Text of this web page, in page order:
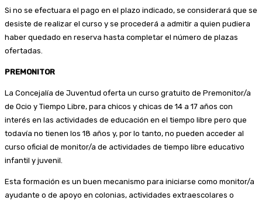
Si no se efectuara el pago en el plazo indicado, se considerará que se
desiste de realizar el curso y se procederá a admitir a quien pudiera
haber quedado en reserva hasta completar el número de plazas
ofertadas.
PREMONITOR
La Concejalía de Juventud oferta un curso gratuito de Premonitor/a
de Ocio y Tiempo Libre, para chicos y chicas de 14 a 17 años con
interés en las actividades de educación en el tiempo libre pero que
todavía no tienen los 18 años y, por lo tanto, no pueden acceder al
curso oficial de monitor/a de actividades de tiempo libre educativo
infantil y juvenil.
Esta formación es un buen mecanismo para iniciarse como monitor/a
ayudante o de apoyo en colonias, actividades extraescolares o